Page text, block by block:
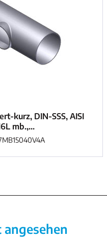
kurz, DIN-SSS, AISI
mb.,...